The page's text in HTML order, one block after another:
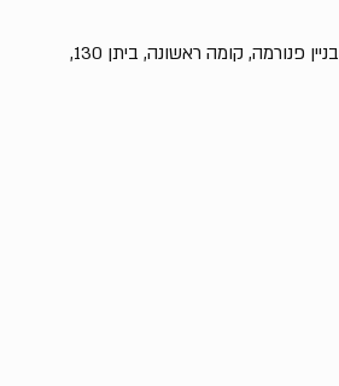
כתובתנו: דרך בן צבי 84, בניין פנורמה, קומה ראשונה, ביתן 130,